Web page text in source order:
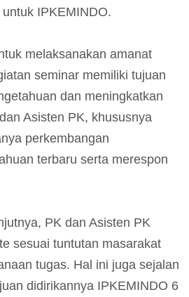
IPKEMINDO.
melaksanakan amanat
seminar memiliki tujuan
dan meningkatkan
Asisten PK, khususnya
perkembangan
terbaru serta merespon
PK dan Asisten PK
sesuai tuntutan masarakat
tugas. Hal ini juga sejalan
didirikannya IPKEMINDO 6